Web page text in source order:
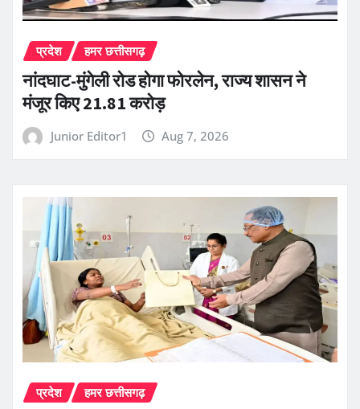
प्रदेश हमर छत्तीसगढ़
नांदघाट-मुंगेली रोड होगा फोरलेन, राज्य शासन ने
मंजूर किए 21.81 करोड़
Junior Editor1 Aug 7, 2026
प्रदेश हमर छत्तीसगढ़